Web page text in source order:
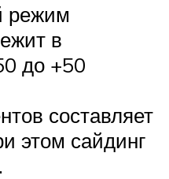
режим
в
до +50
составляет
этом сайдинг